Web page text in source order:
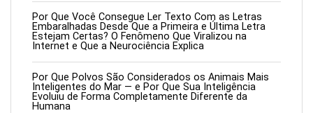
Por Que Você Consegue Ler Texto Com as Letras
Embaralhadas Desde Que a Primeira e Última Letra
Estejam Certas? O Fenômeno Que Viralizou na
Internet e Que a Neurociência Explica
Por Que Polvos São Considerados os Animais Mais
Inteligentes do Mar — e Por Que Sua Inteligência
Evoluiu de Forma Completamente Diferente da
Humana